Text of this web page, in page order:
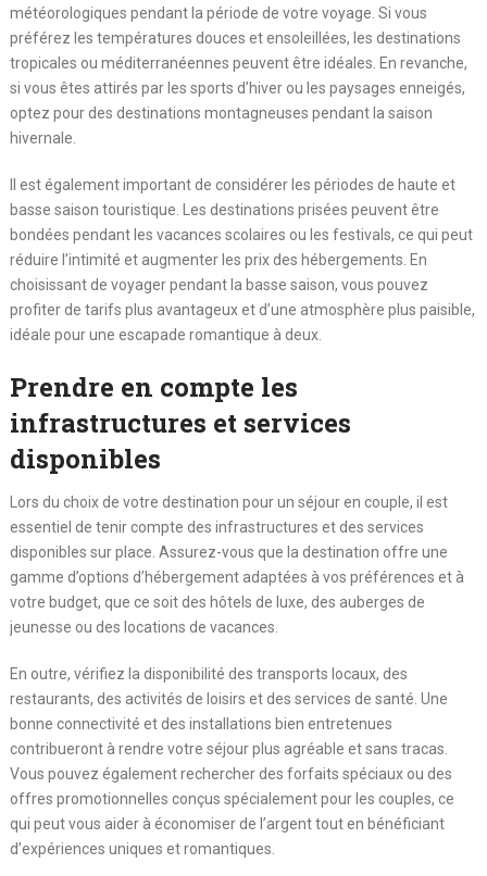
météorologiques pendant la période de votre voyage. Si vous
préférez les températures douces et ensoleillées, les destinations
tropicales ou méditerranéennes peuvent être idéales. En revanche,
si vous êtes attirés par les sports d’hiver ou les paysages enneigés,
optez pour des destinations montagneuses pendant la saison
hivernale.
Il est également important de considérer les périodes de haute et
basse saison touristique. Les destinations prisées peuvent être
bondées pendant les vacances scolaires ou les festivals, ce qui peut
réduire l’intimité et augmenter les prix des hébergements. En
choisissant de voyager pendant la basse saison, vous pouvez
profiter de tarifs plus avantageux et d’une atmosphère plus paisible,
idéale pour une escapade romantique à deux.
Prendre en compte les
infrastructures et services
disponibles
Lors du choix de votre destination pour un séjour en couple, il est
essentiel de tenir compte des infrastructures et des services
disponibles sur place. Assurez-vous que la destination offre une
gamme d’options d’hébergement adaptées à vos préférences et à
votre budget, que ce soit des hôtels de luxe, des auberges de
jeunesse ou des locations de vacances.
En outre, vérifiez la disponibilité des transports locaux, des
restaurants, des activités de loisirs et des services de santé. Une
bonne connectivité et des installations bien entretenues
contribueront à rendre votre séjour plus agréable et sans tracas.
Vous pouvez également rechercher des forfaits spéciaux ou des
offres promotionnelles conçus spécialement pour les couples, ce
qui peut vous aider à économiser de l’argent tout en bénéficiant
d’expériences uniques et romantiques.